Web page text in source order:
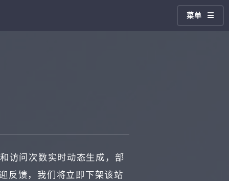
菜单
访问次数实时动态生成，部
反馈，我们将立即下架该站